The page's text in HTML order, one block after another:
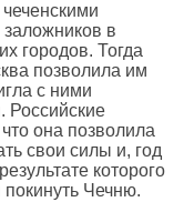
в
городов. Тогда
позволила им
с ними
Российские
она позволила
свои силы и, год
которого
Чечню.